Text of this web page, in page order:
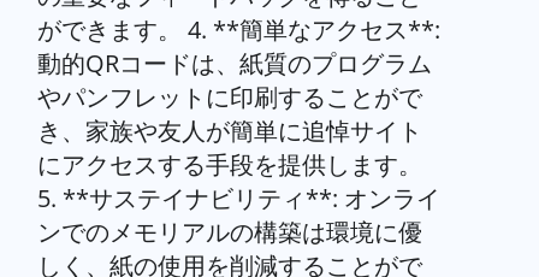
ができます。 4. **簡単なアクセス**:
動的QRコードは、紙質のプログラム
やパンフレットに印刷することがで
き、家族や友人が簡単に追悼サイト
にアクセスする手段を提供します。
5. **サステイナビリティ**: オンライ
ンでのメモリアルの構築は環境に優
しく、紙の使用を削減することがで